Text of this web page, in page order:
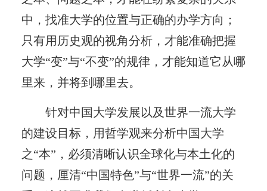
中，找准大学的位置与正确的办学方向；
只有用历史观的视角分析，才能准确把握
大学“变”与“不变”的规律，才能知道它从哪
里来，并将到哪里去。
针对中国大学发展以及世界一流大学
的建设目标，用哲学观来分析中国大学
之“本”，必须清晰认识全球化与本土化的
问题，厘清“中国特色”与“世界一流”的关